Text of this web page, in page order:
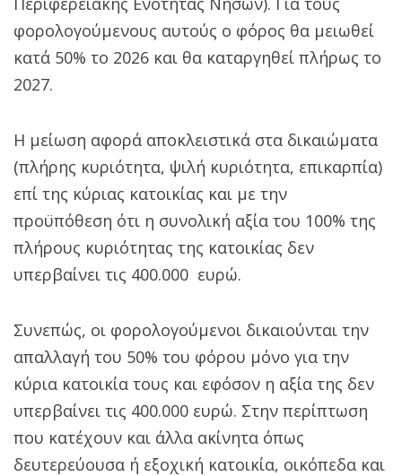
φορολογούμενους αυτούς ο φόρος θα μειωθεί
κατά 50% το 2026 και θα καταργηθεί πλήρως το
2027.
Η μείωση αφορά αποκλειστικά στα δικαιώματα
(πλήρης κυριότητα, ψιλή κυριότητα, επικαρπία)
επί της κύριας κατοικίας και με την
προϋπόθεση ότι η συνολική αξία του 100% της
πλήρους κυριότητας της κατοικίας δεν
υπερβαίνει τις 400.000 ευρώ.
Συνεπώς, οι φορολογούμενοι δικαιούνται την
απαλλαγή του 50% του φόρου μόνο για την
κύρια κατοικία τους και εφόσον η αξία της δεν
υπερβαίνει τις 400.000 ευρώ. Στην περίπτωση
που κατέχουν και άλλα ακίνητα όπως
δευτερεύουσα ή εξοχική κατοικία, οικόπεδα και